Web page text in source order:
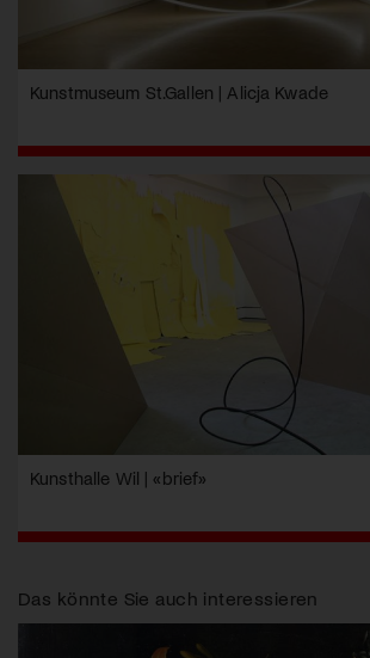
Kunstmuseum St.Gallen | Alicja Kwade
Kunsthalle Wil | «brief»
Das könnte Sie auch interessieren